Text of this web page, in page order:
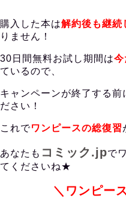
購入した本は解約後も継続
りません！
30日間無料お試し期間は今
ているので、
キャンペーンが終了する前
ださい！
これでワンピースの総復習
あなたも コミック.jpで
てくださいね★
＼ワンピー